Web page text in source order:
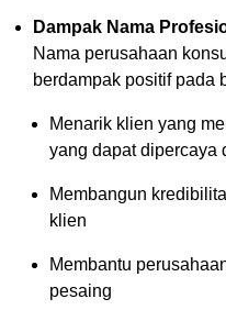
Dampak Nama
Nama perusahaan
berdampak positif pada
Menarik klien yang
yang dapat dipercaya
Membangun
klien
Membantu
pesaing